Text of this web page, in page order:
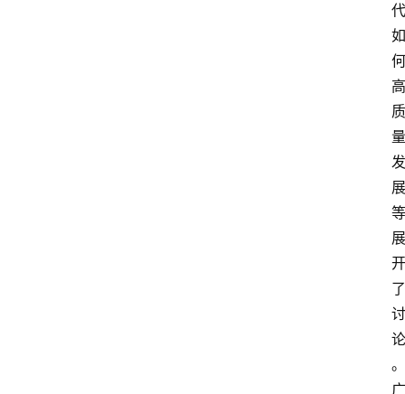
代
如
何
高
质
量
发
展
等
展
开
了
讨
论
。
广